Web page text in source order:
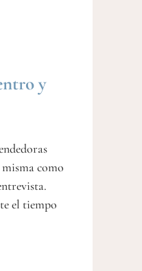
y
como
el tiempo